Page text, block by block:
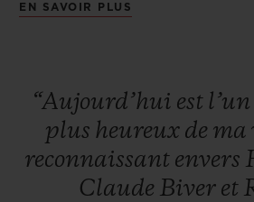
mettant aux enchères des
lors du combat Canelo c/
suivant, le lancement de la
pour l’une des meilleures
Baseball de la MLB, et une
EN SAVOIR PLUS
“Aujourd’hui est l’un
plus heureux de ma
reconnaissant envers
Claude Biver et